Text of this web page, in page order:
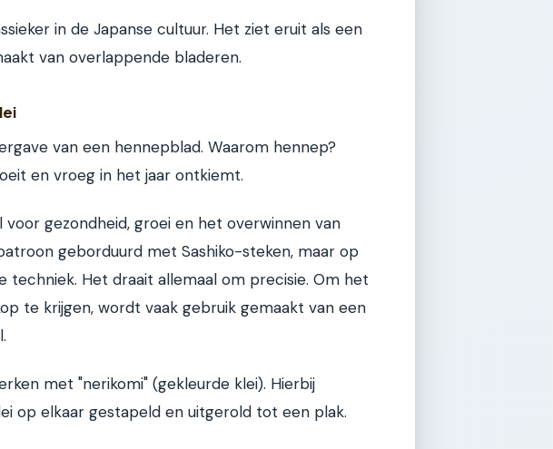
in de Japanse cultuur. Het ziet eruit als een
van overlappende bladeren.
van een hennepblad. Waarom hennep?
en vroeg in het jaar ontkiemt.
gezondheid, groei en het overwinnen van
geborduurd met Sashiko-steken, maar op
techniek. Het draait allemaal om precisie. Om het
te krijgen, wordt vaak gebruik gemaakt van een
met "nerikomi" (gekleurde klei). Hierbij
op elkaar gestapeld en uitgerold tot een plak.